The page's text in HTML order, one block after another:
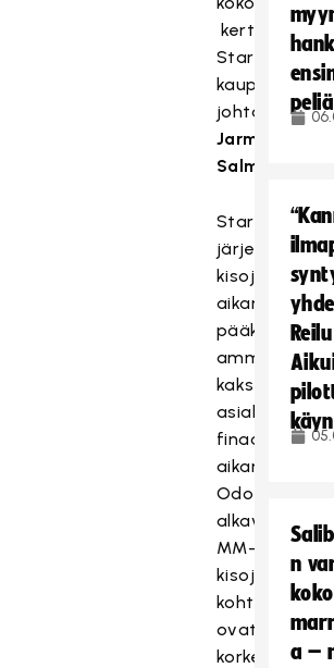
kertoo
Starkin
kaupallinen
johtaja
Jarmo
Salmi.
Stark
järjestää
kisojen
aikana
kaksi
aikana.
Odotukset
alkavia
MM-
kisoja
kohtaan
ovat
korkealla.
peliä
Reilu
n
a –